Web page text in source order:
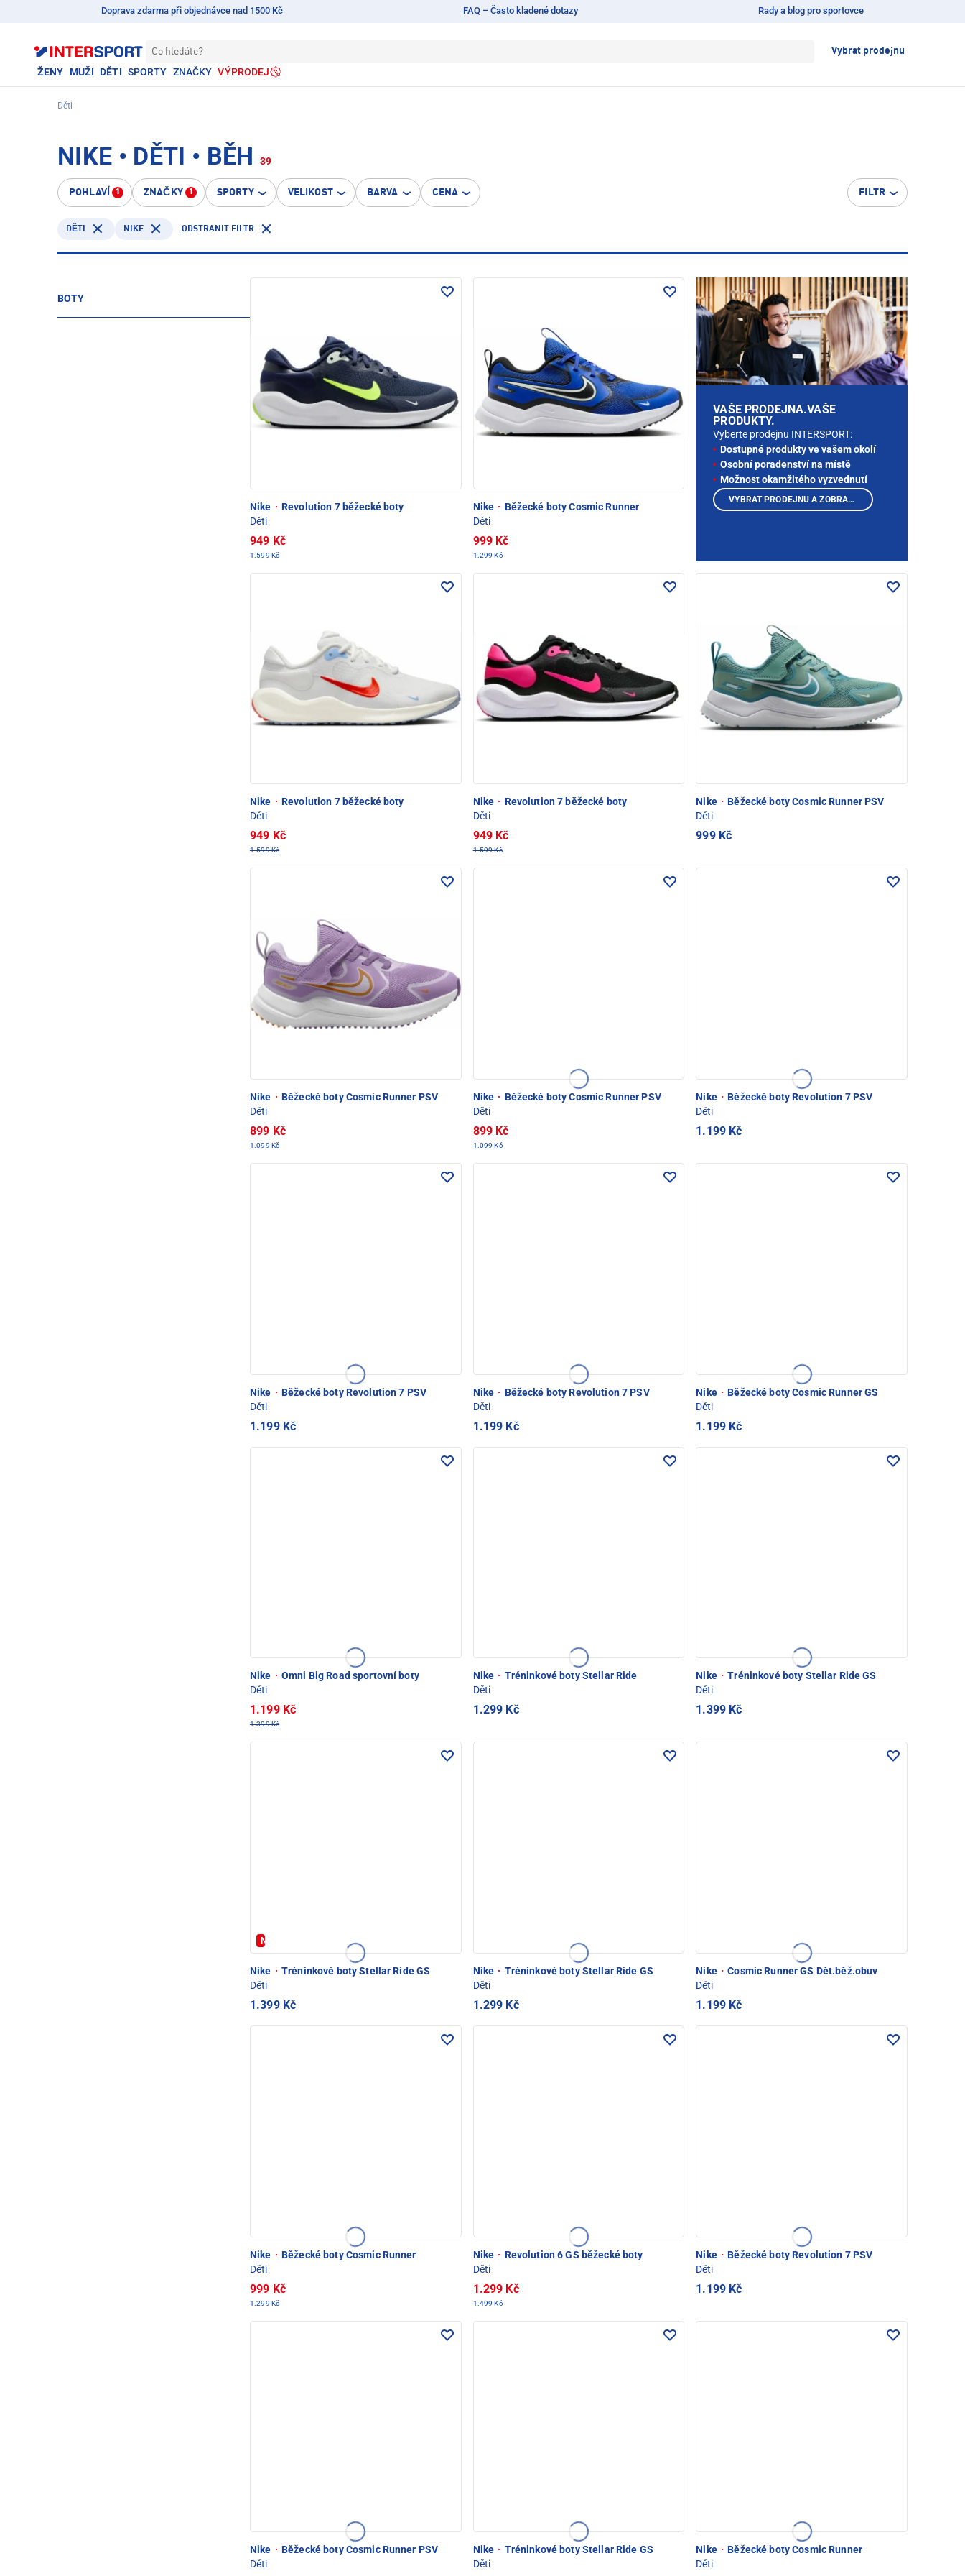
Doprava zdarma při objednávce nad 1500 Kč FAQ – Často kladené dotazy Rady a blog pro sportovce
Co hledáte? Vybrat prodejnu
ŽENY MUŽI DĚTI SPORTY ZNAČKY VÝPRODEJ
Děti
NIKE • DĚTI • BĚH 39
POHLAVÍ 1 ZNAČKY 1 SPORTY VELIKOST BARVA CENA FILTR
DĚTI NIKE ODSTRANIT FILTR
BOTY
Nike · Revolution 7 běžecké boty
Děti
949 Kč
1.599 Kč
Nike · Běžecké boty Cosmic Runner
Děti
999 Kč
1.299 Kč
Nike · Revolution 7 běžecké boty
Děti
949 Kč
1.599 Kč
Nike · Revolution 7 běžecké boty
Děti
949 Kč
1.599 Kč
Nike · Běžecké boty Cosmic Runner PSV
Děti
999 Kč
Nike · Běžecké boty Cosmic Runner PSV
Děti
899 Kč
1.099 Kč
Nike · Běžecké boty Cosmic Runner PSV
Děti
899 Kč
1.099 Kč
Nike · Běžecké boty Revolution 7 PSV
Děti
1.199 Kč
Nike · Běžecké boty Revolution 7 PSV
Děti
1.199 Kč
Nike · Běžecké boty Revolution 7 PSV
Děti
1.199 Kč
Nike · Běžecké boty Cosmic Runner GS
Děti
1.199 Kč
Nike · Omni Big Road sportovní boty
Děti
1.199 Kč
1.399 Kč
Nike · Tréninkové boty Stellar Ride
Děti
1.299 Kč
Nike · Tréninkové boty Stellar Ride GS
Děti
1.399 Kč
Novinka
Nike · Tréninkové boty Stellar Ride GS
Děti
1.399 Kč
Nike · Tréninkové boty Stellar Ride GS
Děti
1.299 Kč
Nike · Cosmic Runner GS Dět.běž.obuv
Děti
1.199 Kč
Nike · Běžecké boty Cosmic Runner
Děti
999 Kč
1.299 Kč
Nike · Revolution 6 GS běžecké boty
Děti
1.299 Kč
1.499 Kč
Nike · Běžecké boty Revolution 7 PSV
Děti
1.199 Kč
Nike · Běžecké boty Cosmic Runner PSV
Děti
Nike · Tréninkové boty Stellar Ride GS
Děti
Nike · Běžecké boty Cosmic Runner
Děti
VAŠE PRODEJNA.VAŠE
PRODUKTY.
Vyberte prodejnu INTERSPORT:
Dostupné produkty ve vašem okolí
Osobní poradenství na místě
Možnost okamžitého vyzvednutí
VYBRAT PRODEJNU A ZOBRAZIT PRODUKTY